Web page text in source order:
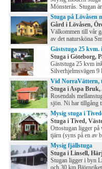
Mönsterås. Stugan
Stuga på Lövåsen
Gård i Lövåsen,
Välkommen till vår
av det natursköna
Gäststuga 25
Stuga i Göteborg,
Gäststuga 25 kvm
Silverhjelmsvägen 9
Vid NorraVättern,
Stuga i Aspa
Rosendals
sjön. Ni har tillgång
Mysig stuga i
Stuga i Tived,
Ottostugan ligger på
tjärn (syns på en av
Mysig fjällstuga
Stuga i Linsell,
Stugan ligger i byn
och 30 km